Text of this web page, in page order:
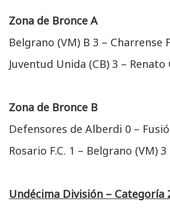
Zona de Bronce A
Belgrano (VM) B 3 – Charrense
Juventud Unida (CB) 3 – Renato
Zona de Bronce B
Defensores de Alberdi 0 –
Rosario F.C. 1 – Belgrano (VM) 3
Undécima División – Categoría